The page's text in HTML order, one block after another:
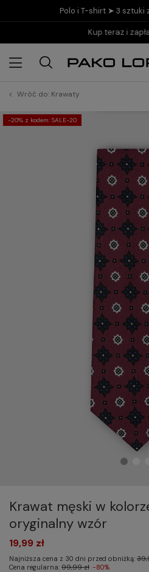
Polo i T-shirt ➤ 3 sztuki
Kup teraz i zapłać
Wróć do: Krawaty
-20% z kodem: SALE-20
Krawat męski w
oryginalny wzór
19,99 zł
Najniższa cena z 30 dni przed obniżką:
Cena regularna: 99,99 zł -80%